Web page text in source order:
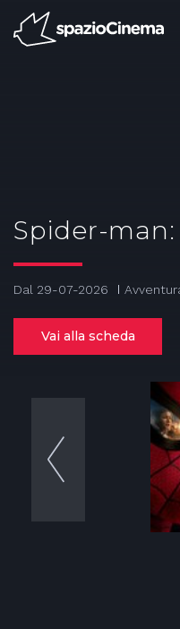
Spider-
Dal 29-07-2026
Vai alla scheda